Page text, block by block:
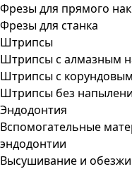
Фрезы для прямого
Фрезы для станка
Штрипсы
Штрипсы c алмазным
Штрипсы c
Штрипсы без
Эндодонтия
Вспомогательные
эндодонтии
Высушивание и